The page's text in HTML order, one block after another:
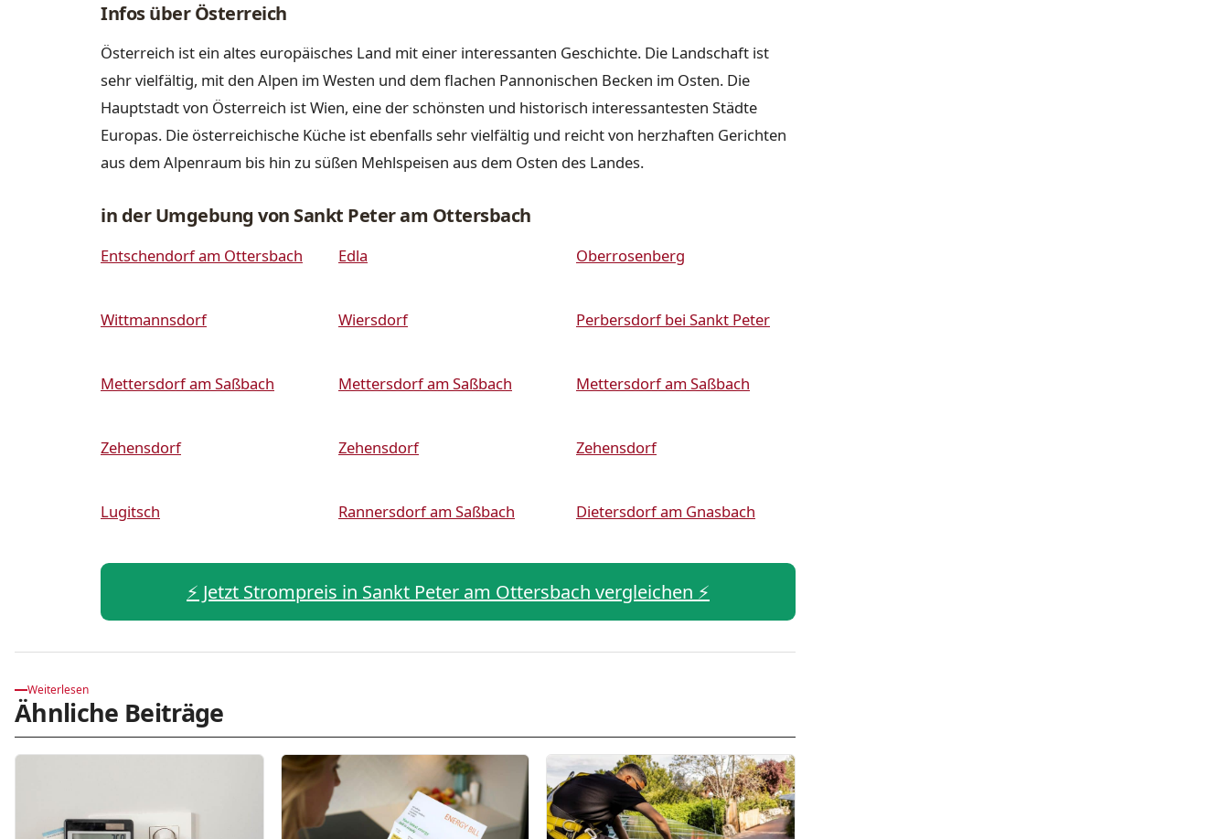
Infos über Österreich
Österreich ist ein altes europäisches Land mit einer interessanten Geschichte. Die Landschaft ist
sehr vielfältig, mit den Alpen im Westen und dem flachen Pannonischen Becken im Osten. Die
Hauptstadt von Österreich ist Wien, eine der schönsten und historisch interessantesten Städte
Europas. Die österreichische Küche ist ebenfalls sehr vielfältig und reicht von herzhaften Gerichten
aus dem Alpenraum bis hin zu süßen Mehlspeisen aus dem Osten des Landes.
in der Umgebung von Sankt Peter am Ottersbach
Entschendorf am Ottersbach Edla Oberrosenberg
Wittmannsdorf Wiersdorf Perbersdorf bei Sankt Peter
Mettersdorf am Saßbach Mettersdorf am Saßbach Mettersdorf am Saßbach
Zehensdorf Zehensdorf Zehensdorf
Lugitsch Rannersdorf am Saßbach Dietersdorf am Gnasbach
⚡️ Jetzt Strompreis in Sankt Peter am Ottersbach vergleichen ⚡️
Weiterlesen
Ähnliche Beiträge